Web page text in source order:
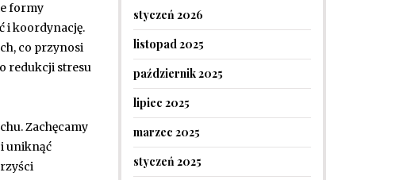
formy
i koordynację.
co przynosi
redukcji stresu
Zachęcamy
uniknąć
styczeń 2026
listopad 2025
październik 2025
lipiec 2025
marzec 2025
styczeń 2025